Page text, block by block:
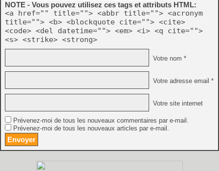
NOTE - Vous pouvez utilisez ces tags et attributs HTML:
<a href="" title=""> <abbr title=""> <acronym
title=""> <b> <blockquote cite=""> <cite>
<code> <del datetime=""> <em> <i> <q cite="">
<s> <strike> <strong>
Votre nom *
Votre adresse email *
Votre site internet
Prévenez-moi de tous les nouveaux commentaires par e-mail.
Prévenez-moi de tous les nouveaux articles par e-mail.